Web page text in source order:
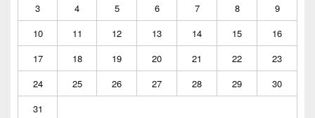
3
4 5 6 7 8
9
10
11 12 13 14 15
16
17
18 19 20 21 22
23
24
25 26 27 28 29
30
31